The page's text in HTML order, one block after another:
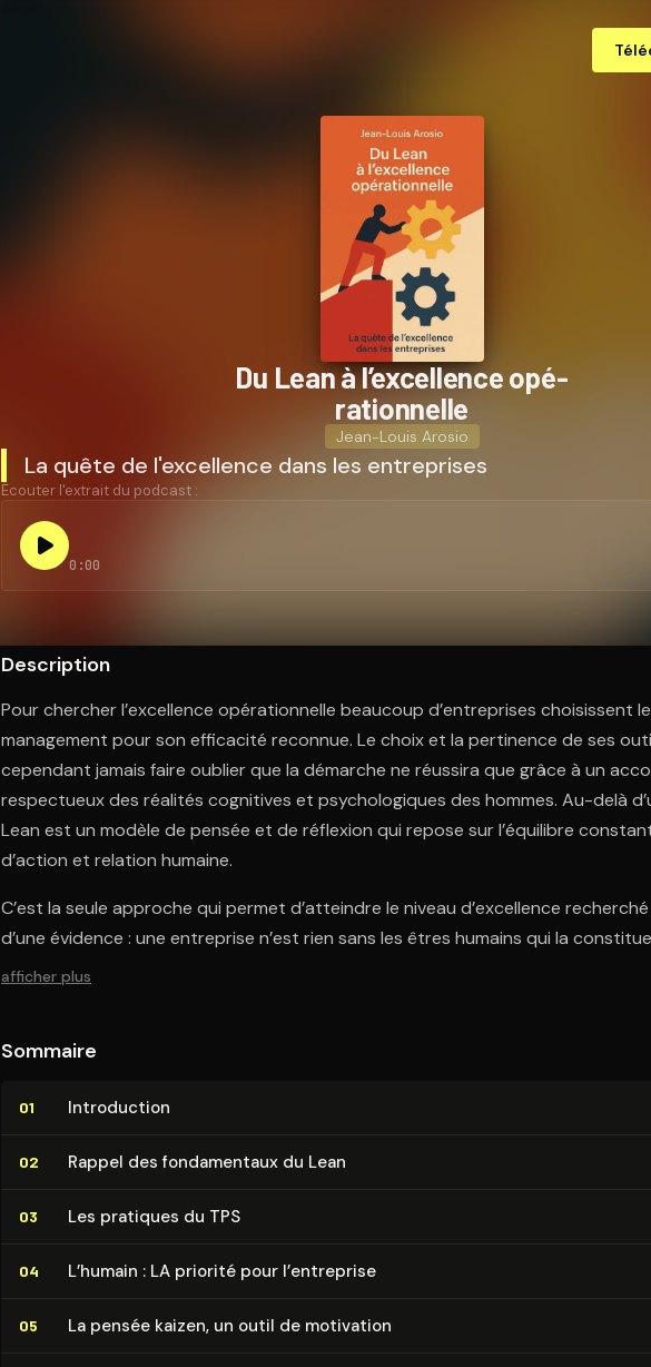
Du Lean à l’excellence opé­
ra­tion­nelle
Jean-Louis Arosio
La quête de l'excellence dans les entreprises
Écouter l'extrait du podcast :
0:00
Description
Pour chercher l’excellence opérationnelle beaucoup d’entreprises choisissent
management pour son efficacité reconnue. Le choix et la pertinence de ses
cependant jamais faire oublier que la démarche ne réussira que grâce à un
respectueux des réalités cognitives et psychologiques des hommes. Au-delà
Lean est un modèle de pensée et de réflexion qui repose sur l’équilibre
d’action et relation humaine.
C’est la seule approche qui permet d’atteindre le niveau d’excellence
d’une évidence : une entreprise n’est rien sans les êtres humains qui la
afficher plus
Sommaire
01 In­tro­duc­tion
02 Rappel des fon­da­men­taux du Lean
03 Les pratiques du TPS
04 L’humain : LA priorité pour l’entreprise
05 La pensée kaizen, un outil de motivation